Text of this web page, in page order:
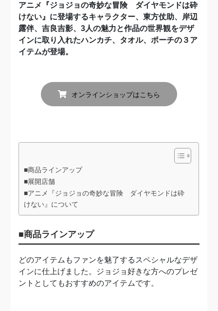
アニメ『ジョジョの奇妙な冒険 ダイヤモンドは砕
けない』に登場するキャラクター、東方仗助、岸辺
露伴、吉良吉影、3人の魅力と作品の世界観をデザ
インに取り入れたハンカチ、タオル、ポーチの３ア
イテムが登場。
オンラインショップはこちら
■商品ラインアップ
■展開店舗
■アニメ『ジョジョの奇妙な冒険 ダイヤモンドは砕
けない』について
■商品ラインアップ
どのアイテムもファンを魅了するスペシャルなデザ
インに仕上げました。ジョジョ好きな方へのプレゼ
ントとしてもおすすめのアイテムです。